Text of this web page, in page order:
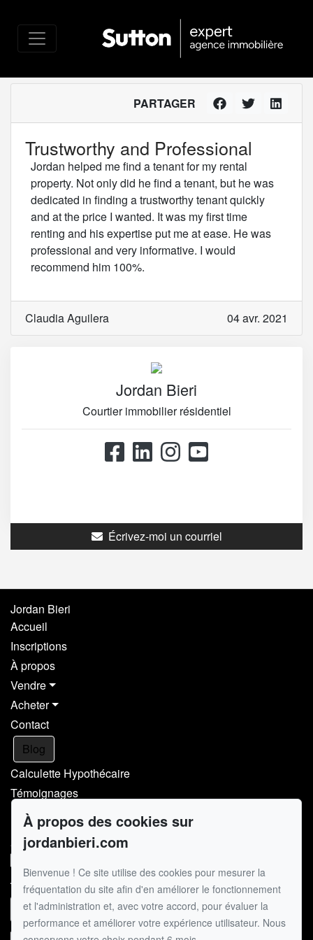
PARTAGER
Trustworthy and Professional
Jordan helped me find a tenant for my rental
property. Not only did he find a tenant, but he was
dedicated in finding a trustworthy tenant quickly
and at the price I wanted. It was my first time
renting and his expertise put me at ease. He was
professional and very informative. I would
recommend him 100%.
Claudia Aguilera 04 avr. 2021
Jordan Bieri
Courtier immobilier résidentiel
Écrivez-moi un courriel
Jordan Bieri
Accueil
Inscriptions
À propos
Vendre
Acheter
Contact
Blog
Calculette Hypothécaire
Témoignages
Pour me joindre
GROUPE SUTTON - EXPERT
514.426.4545
Écrivez-moi un courriel
À propos des cookies sur
jordanbieri.com
Bienvenue ! Ce site utilise des cookies pour mesurer la
fréquentation du site afin d'en améliorer le fonctionnement
et l'administration et, avec votre accord, pour évaluer la
performance et améliorer votre expérience utilisateur. Nous